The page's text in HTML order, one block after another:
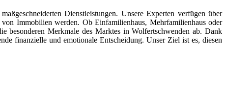
Dienstleistungen. Unsere Experten verfügen über
Immobilien werden. Ob Einfamilienhaus, Mehrfamilienhaus oder
besonderen Merkmale des Marktes in Wolfertschwenden ab. Dank
finanzielle und emotionale Entscheidung. Unser Ziel ist es, diesen